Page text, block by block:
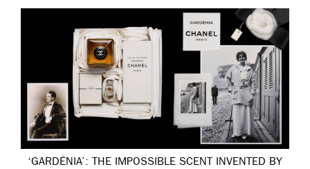
‘GARDÉNIA’: THE IMPOSSIBLE SCENT INVENTED BY